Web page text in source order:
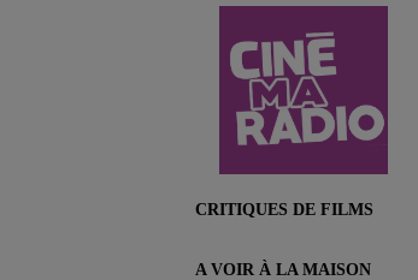
CRITIQUES DE FILMS
A VOIR À LA MAISON